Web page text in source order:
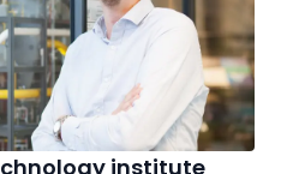
institute